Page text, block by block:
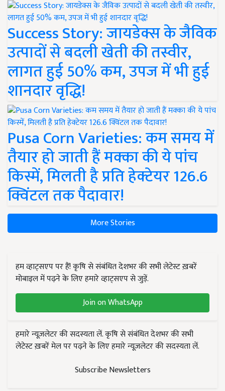
Success Story: जायडेक्स के जैविक
उत्पादों से बदली खेती की तस्वीर,
लागत हुई 50% कम, उपज में भी हुई
शानदार वृद्धि!
Pusa Corn Varieties: कम समय में
तैयार हो जाती हैं मक्का की ये पांच
किस्में, मिलती है प्रति हेक्टेयर 126.6
क्विंटल तक पैदावार!
More Stories
हम व्हाट्सएप पर हैं! कृषि से संबंधित देशभर की सभी लेटेस्ट ख़बरें
मोबाइल में पढ़ने के लिए हमारे व्हाट्सएप से जुड़ें.
Join on WhatsApp
हमारे न्यूज़लेटर की सदस्यता लें. कृषि से संबंधित देशभर की सभी
लेटेस्ट ख़बरें मेल पर पढ़ने के लिए हमारे न्यूज़लेटर की सदस्यता लें.
Subscribe Newsletters